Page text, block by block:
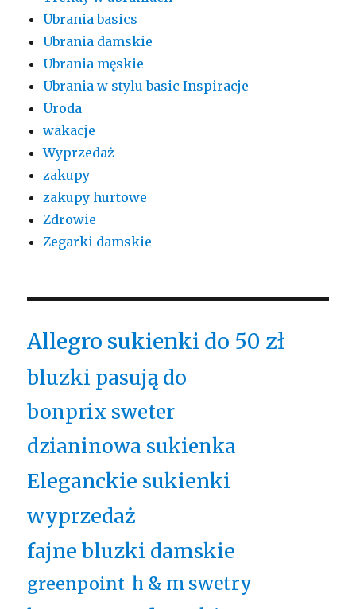
Ubrania basics
Ubrania damskie
Ubrania męskie
Ubrania w stylu basic Inspiracje
Uroda
wakacje
Wyprzedaż
zakupy
zakupy hurtowe
Zdrowie
Zegarki damskie
Allegro sukienki do 50 zł
bluzki pasują do
bonprix sweter
dzianinowa sukienka
Eleganckie sukienki
wyprzedaż
fajne bluzki damskie
greenpoint h & m swetry